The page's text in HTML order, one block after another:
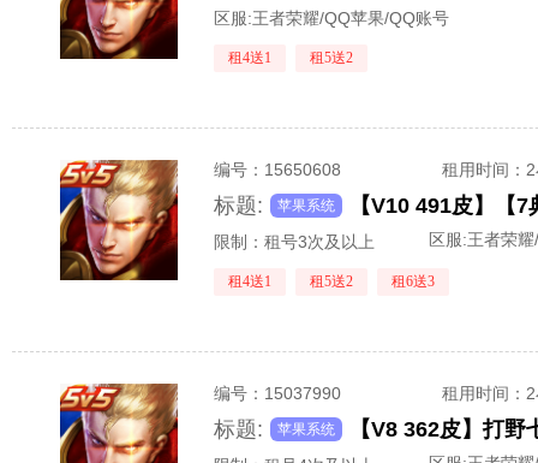
区服:王者荣耀/QQ苹果/QQ账号
租4送1 租5送2
编号： 15650608 租用时间 ：
标题: 苹果系统
限制：租号3次及以上 区服:王者荣
租4送1 租5送2 租6送3
编号： 15037990 租用时间 ：
标题: 苹果系统